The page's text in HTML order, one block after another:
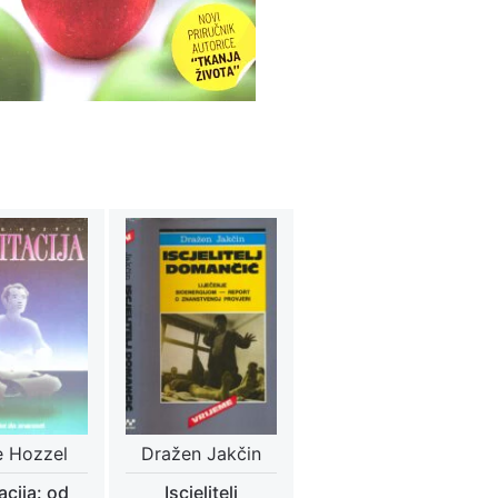
Hozzel
od
Dražen Jakčin
Iscjelitelj